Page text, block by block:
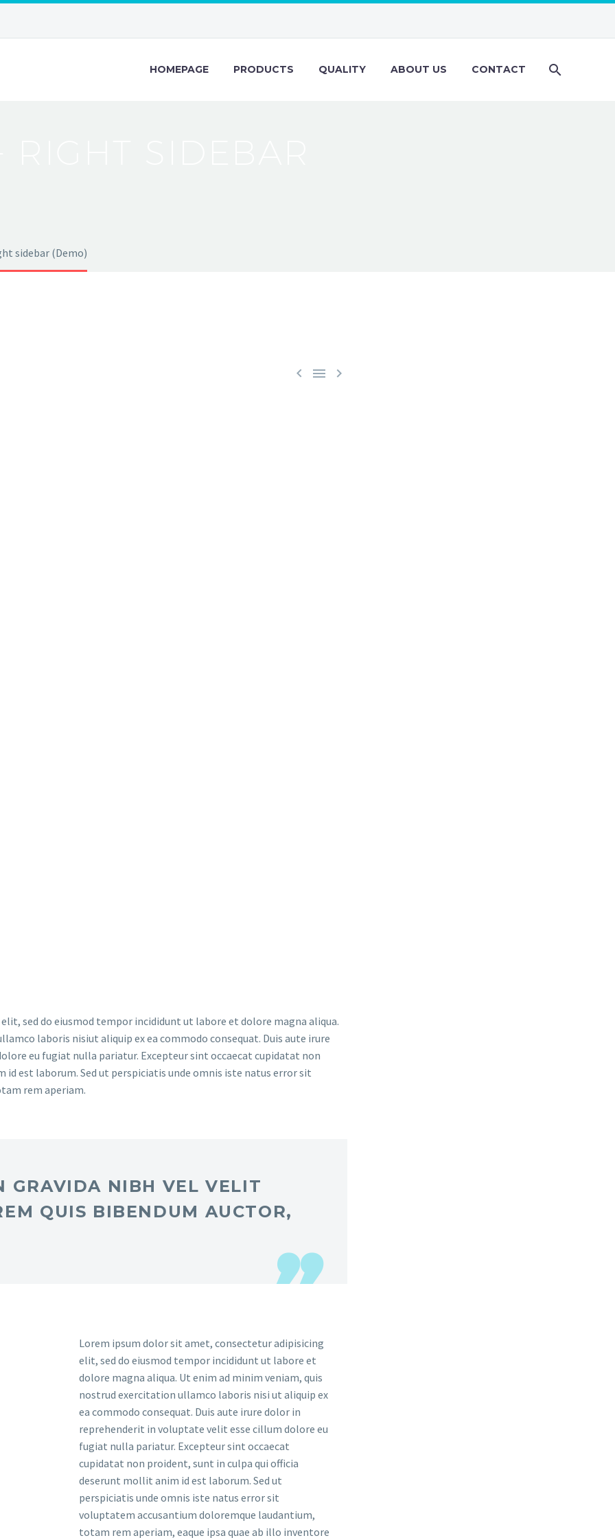
HOMEPAGE PRODUCTS QUALITY ABOUT US CONTACT
sidebar (Demo)
  
sed do eiusmod tempor incididunt ut labore et dolore magna aliqua.
laboris nisiut aliquip ex ea commodo consequat. Duis aute irure
eu fugiat nulla pariatur. Excepteur sint occaecat cupidatat non
est laborum. Sed ut perspiciatis unde omnis iste natus error sit
rem aperiam.
GRAVIDA NIBH VEL VELIT
QUIS BIBENDUM AUCTOR,
Lorem ipsum dolor sit amet, consectetur adipisicing
elit, sed do eiusmod tempor incididunt ut labore et
dolore magna aliqua. Ut enim ad minim veniam, quis
nostrud exercitation ullamco laboris nisi ut aliquip ex
ea commodo consequat. Duis aute irure dolor in
reprehenderit in voluptate velit esse cillum dolore eu
fugiat nulla pariatur. Excepteur sint occaecat
cupidatat non proident, sunt in culpa qui officia
deserunt mollit anim id est laborum. Sed ut
perspiciatis unde omnis iste natus error sit
voluptatem accusantium doloremque laudantium,
totam rem aperiam, eaque ipsa quae ab illo inventore